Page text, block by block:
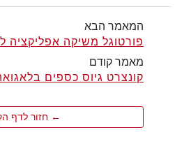
המאמר הבא
פורטוגל משיקה אפליקציה
מאמר קודם
קונצרט גיוס כספים
← חזור לדף